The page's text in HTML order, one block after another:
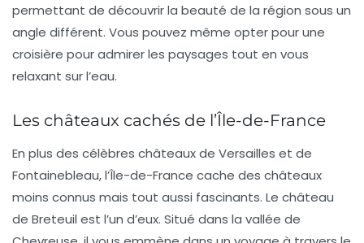
permettant de découvrir la beauté de la région sous un
angle différent. Vous pouvez même opter pour une
croisière pour admirer les paysages tout en vous
relaxant sur l’eau.
Les châteaux cachés de l’Île-de-France
En plus des célèbres châteaux de Versailles et de
Fontainebleau, l’Île-de-France cache des châteaux
moins connus mais tout aussi fascinants. Le château
de Breteuil est l’un d’eux. Situé dans la vallée de